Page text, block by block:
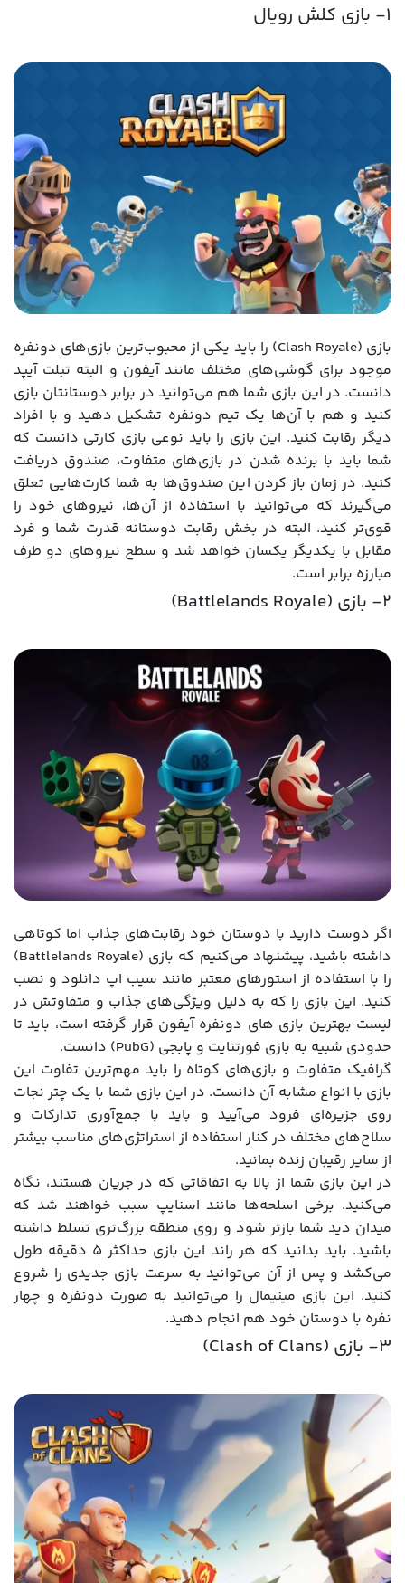
1- بازی کلش رویال
بازی (Clash Royale) را باید یکی از محبوب‌ترین بازی‌های دونفره
موجود برای گوشی‌های مختلف مانند آیفون و البته تبلت آیپد
دانست. در این بازی شما هم می‌توانید در برابر دوستانتان بازی
کنید و هم با آن‌ها یک تیم دونفره تشکیل دهید و با افراد
دیگر رقابت کنید. این بازی را باید نوعی بازی کارتی دانست که
شما باید با برنده شدن در بازی‌های متفاوت، صندوق دریافت
کنید. در زمان باز کردن این صندوق‌ها به شما کارت‌هایی تعلق
می‌گیرند که می‌توانید با استفاده از آن‌ها، نیروهای خود را
قوی‌تر کنید. البته در بخش رقابت دوستانه قدرت شما و فرد
مقابل با یکدیگر یکسان خواهد شد و سطح نیروهای دو طرف
مبارزه برابر است.
2- بازی (Battlelands Royale)
اگر دوست دارید با دوستان خود رقابت‌های جذاب اما کوتاهی
داشته باشید، پیشنهاد می‌کنیم که بازی (Battlelands Royale)
را با استفاده از استورهای معتبر مانند سیب اپ دانلود و نصب
کنید. این بازی را که به دلیل ویژگی‌های جذاب و متفاوتش در
لیست بهترین بازی های دونفره آیفون قرار گرفته است، باید تا
حدودی شبیه به بازی فورتنایت و پابجی (PubG) دانست.
گرافیک متفاوت و بازی‌های کوتاه را باید مهم‌ترین تفاوت این
بازی با انواع مشابه آن دانست. در این بازی شما با یک چتر نجات
روی جزیره‌ای فرود می‌آیید و باید با جمع‌آوری تدارکات و
سلاح‌های مختلف در کنار استفاده از استراتژی‌های مناسب بیشتر
از سایر رقیبان زنده بمانید.
در این بازی شما از بالا به اتفاقاتی که در جریان هستند، نگاه
می‌کنید. برخی اسلحه‌ها مانند اسنایپ سبب خواهند شد که
میدان دید شما بازتر شود و روی منطقه بزرگ‌تری تسلط داشته
باشید. باید بدانید که هر راند این بازی حداکثر 5 دقیقه طول
می‌کشد و پس از آن می‌توانید به سرعت بازی جدیدی را شروع
کنید. این بازی مینیمال را می‌توانید به صورت دونفره و چهار
نفره با دوستان خود هم انجام دهید.
3- بازی (Clash of Clans)